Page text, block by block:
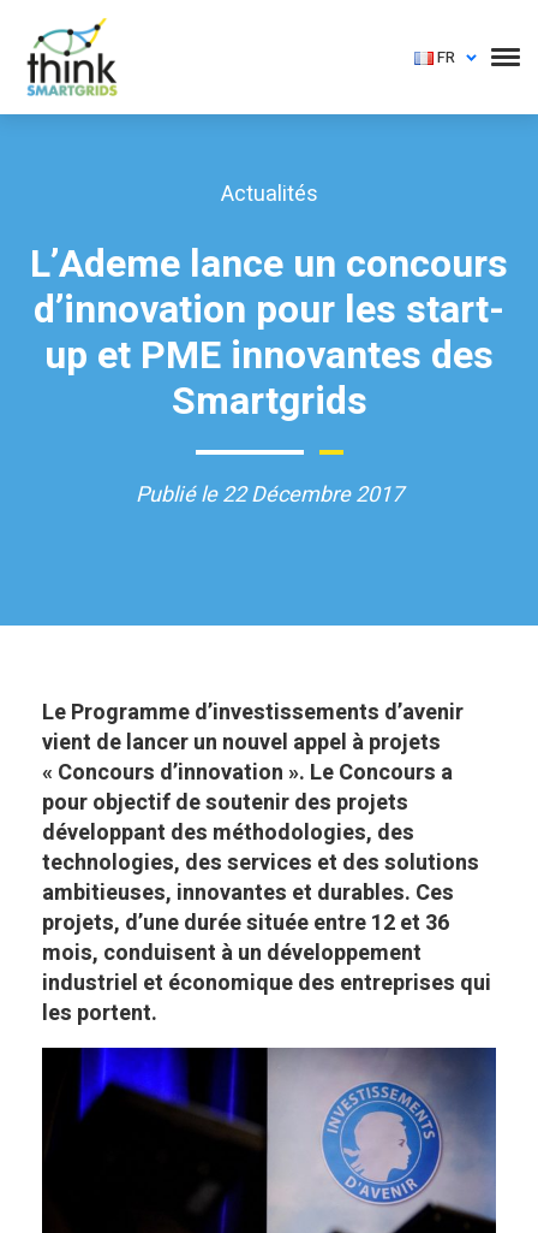
FR
Actualités
L’Ademe lance un concours
d’innovation pour les start-
up et PME innovantes des
Smartgrids
Publié le 22 Décembre 2017
Le Programme d’investissements d’avenir
vient de lancer un nouvel appel à projets
« Concours d’innovation ». Le Concours a
pour objectif de soutenir des projets
développant des méthodologies, des
technologies, des services et des solutions
ambitieuses, innovantes et durables. Ces
projets, d’une durée située entre 12 et 36
mois, conduisent à un développement
industriel et économique des entreprises qui
les portent.